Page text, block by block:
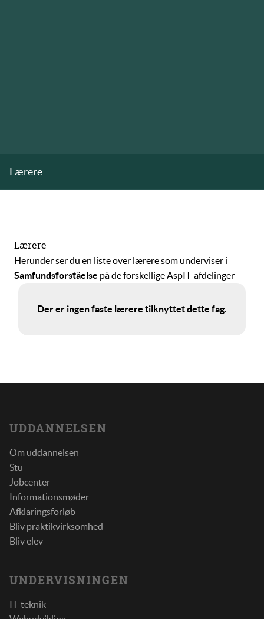
Lærere
Lærere
Herunder ser du en liste over lærere som underviser i
Samfundsforståelse på de forskellige AspIT-afdelinger
Der er ingen faste lærere tilknyttet dette fag.
UDDANNELSEN
Om uddannelsen
Stu
Jobcenter
Informationsmøder
Afklaringsforløb
Bliv praktikvirksomhed
Bliv elev
UNDERVISNINGEN
IT-teknik